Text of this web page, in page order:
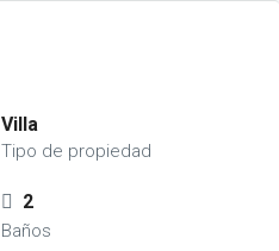
Villa
Tipo de propiedad
2
Baños